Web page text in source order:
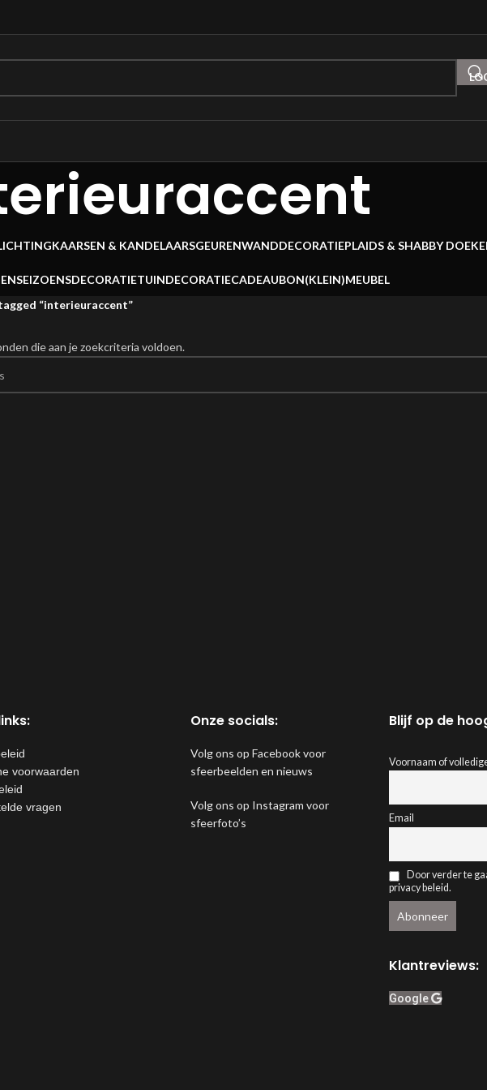
KAARSEN & KANDELAARSGEURENWANDDECORATIEPLAIDS & SHABBY
SEIZOENSDECORATIETUINDECORATIECADEAUBON(KLEIN)MEUBEL
“interieuraccent”
die aan je zoekcriteria voldoen.
voorwaarden
vragen
Onze socials:
Volg ons op Facebook voor
sfeerbeelden en nieuws
Volg ons op Instagram voor
sfeerfoto’s
Blijf op de
Voornaam of
Email
Door verder te
privacy beleid.
Klantreviews:
Google